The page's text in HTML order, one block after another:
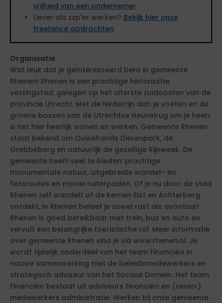
vrijheid van een ondernemer
Liever als zzp'er werken? Bekijk hier onze
freelance opdrachten
Organisatie
Wat leuk dat je geïnteresseerd bent in gemeente
Rhenen! Rhenen is een prachtige historische
vestingstad, gelegen op het uiterste zuidoosten van de
provincie Utrecht. Met de Nederrijn aan je voeten en de
groene bossen van de Utrechtse Heuvelrug om je heen,
is het hier heerlijk wonen en werken. Gemeente Rhenen
staat bekend om Ouwehands Dierenpark, de
Grebbeberg en natuurlijk de gezellige Rijnweek. De
gemeente heeft veel te bieden: prachtige
monumentale natuur, uitgebreide wandel- en
fietsroutes en mooie ruiterpaden. Of je nu door de stad
Rhenen zelf wandelt of de kernen Elst en Achterberg
ontdekt, in Rhenen beleef je zowel rust als avontuur!
Rhenen is goed bereikbaar met trein, bus en auto en
vervult een belangrijke toeristische rol. Meer informatie
over gemeente Rhenen vind je via www.rhenen.nl. Je
wordt tijdelijk onderdeel van het team Financiën in
nauwe samenwerking met de beleidsmedewerkers en
strategisch adviseur van het Sociaal Domein. Het team
Financiën bestaat uit adviseurs financiën en (senior)
medewerkers administratie. Werken bij onze gemeente